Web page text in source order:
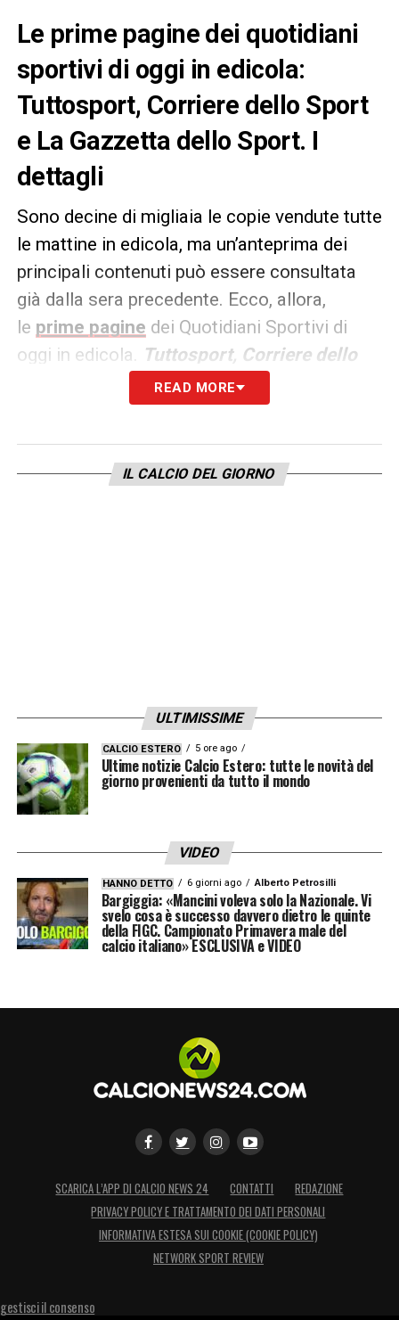
Le prime pagine dei quotidiani
sportivi di oggi in edicola:
Tuttosport, Corriere dello Sport
e La Gazzetta dello Sport. I
dettagli
Sono decine di migliaia le copie vendute tutte
le mattine in edicola, ma un’anteprima dei
principali contenuti può essere consultata
già dalla sera precedente. Ecco, allora,
le prime pagine dei Quotidiani Sportivi di
oggi in edicola.
Tuttosport, Corriere dello
Sport e La Gazzetta dello
rappresentano i principali quotidiani
READ MORE
IL CALCIO DEL GIORNO
ULTIMISSIME
CALCIO ESTERO 5 ore ago
Ultime notizie Calcio Estero: tutte le novità del
giorno provenienti da tutto il mondo
VIDEO
HANNO DETTO 6 giorni ago Alberto Petrosilli
Bargiggia: «Mancini voleva solo la Nazionale. Vi
svelo cosa è successo davvero dietro le quinte
della FIGC. Campionato Primavera male del
calcio italiano» ESCLUSIVA e VIDEO
SCARICA L’APP DI CALCIO NEWS 24 CONTATTI
REDAZIONE
PRIVACY POLICY E TRATTAMENTO DEI DATI PERSONALI
INFORMATIVA ESTESA SUI COOKIE (COOKIE POLICY)
NETWORK SPORT REVIEW
gestisci il consenso